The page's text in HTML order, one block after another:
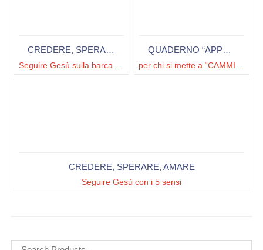
CREDERE, SPERARE, AMARE QUADERNO “APPUNTI DI VIAGGIO”
CREDERE, SPERARE, AMARE
Seguire Gesù con i 5 sensi
Cerca: